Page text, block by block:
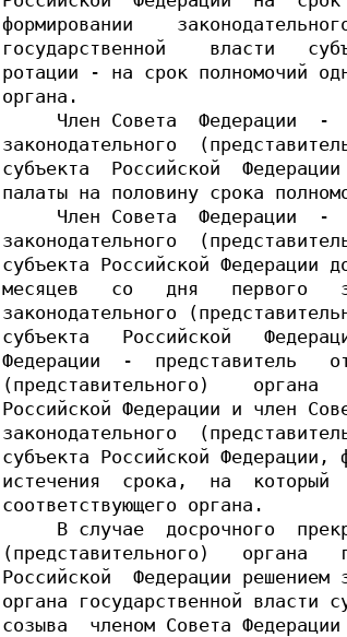
формировании
государственной    власти
ротации - на срок полномочий
органа.
Член Совета  Федерации  -
законодательного
субъекта  Российской
палаты на половину срока
Член Совета  Федерации  -
законодательного
субъекта Российской Федерации
месяцев   со   дня   первого
законодательного
субъекта   Российской
Федерации  -  представитель
(представительного)    органа
Российской Федерации и член
законодательного
субъекта Российской
истечения  срока,  на  который
соответствующего органа.
В случае  досрочного
(представительного)   органа
Российской  Федерации решением
органа государственной власти
созыва  членом Совета